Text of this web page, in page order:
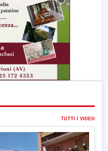
TUTTI I VIDEO